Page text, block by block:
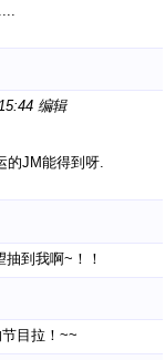
编辑
的JM能得到呀.
到我啊~！！
目拉！~~